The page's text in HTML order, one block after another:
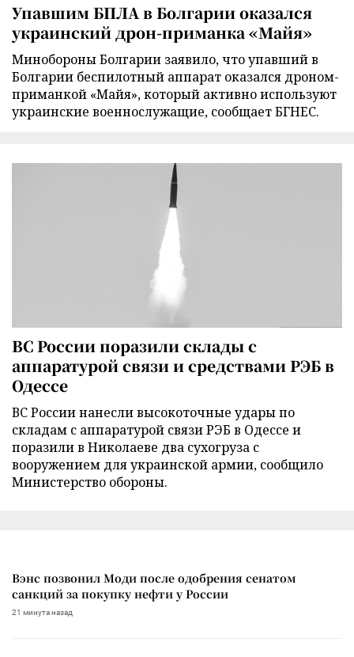
Упавшим БПЛА в Болгарии оказался
украинский дрон-приманка «Майя»
Минобороны Болгарии заявило, что упавший в
Болгарии беспилотный аппарат оказался дроном-
приманкой «Майя», который активно используют
украинские военнослужащие, сообщает БГНЕС.
ВС России поразили склады с
аппаратурой связи и средствами РЭБ в
Одессе
ВС России нанесли высокоточные удары по
складам с аппаратурой связи РЭБ в Одессе и
поразили в Николаеве два сухогруза с
вооружением для украинской армии, сообщило
Министерство обороны.
Вэнс позвонил Моди после одобрения сенатом
санкций за покупку нефти у России
21 минута назад